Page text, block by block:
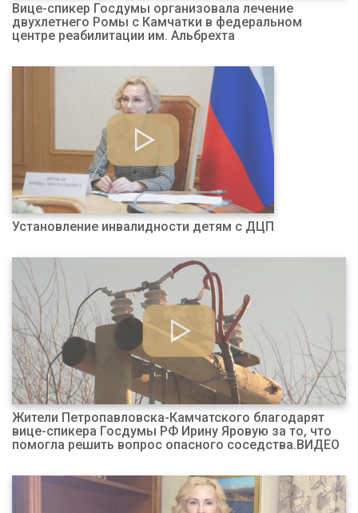
Вице-спикер Госдумы организовала лечение
двухлетнего Ромы с Камчатки в федеральном
центре реабилитации им. Альбрехта
Установление инвалидности детям с ДЦП
Жители Петропавловска-Камчатского благодарят
вице-спикера Госдумы РФ Ирину Яровую за то, что
помогла решить вопрос опасного соседства.ВИДЕО